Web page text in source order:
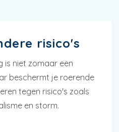
risico's
is niet zomaar een
beschermt je roerende
tegen risico's zoals
en storm.